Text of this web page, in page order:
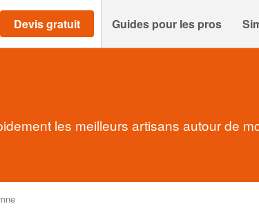
Devis gratuit Guides pour les pros
les meilleurs artisans autour de